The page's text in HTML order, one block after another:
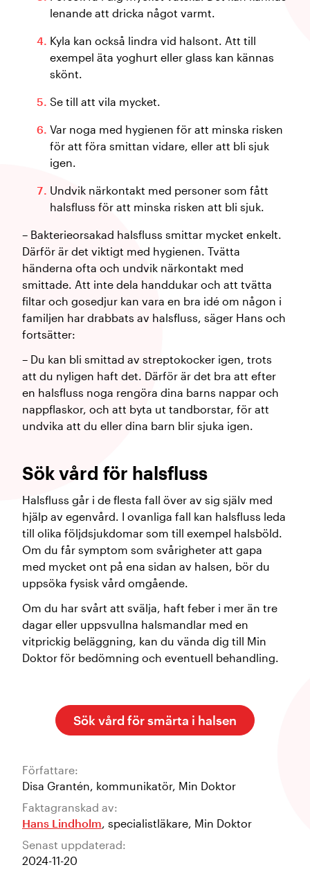
lenande att dricka något varmt.
Kyla kan också lindra vid halsont. Att till
exempel äta yoghurt eller glass kan kännas
skönt.
Se till att vila mycket.
Var noga med hygienen för att minska risken
för att föra smittan vidare, eller att bli sjuk
igen.
Undvik närkontakt med personer som fått
halsfluss för att minska risken att bli sjuk.
– Bakterieorsakad halsfluss smittar mycket enkelt.
Därför är det viktigt med hygienen. Tvätta
händerna ofta och undvik närkontakt med
smittade. Att inte dela handdukar och att tvätta
filtar och gosedjur kan vara en bra idé om någon i
familjen har drabbats av halsfluss, säger Hans och
fortsätter:
– Du kan bli smittad av streptokocker igen, trots
att du nyligen haft det. Därför är det bra att efter
en halsfluss noga rengöra dina barns nappar och
nappflaskor, och att byta ut tandborstar, för att
undvika att du eller dina barn blir sjuka igen.
Sök vård för halsfluss
Halsfluss går i de flesta fall över av sig själv med
hjälp av egenvård. I ovanliga fall kan halsfluss leda
till olika följdsjukdomar som till exempel halsböld.
Om du får symptom som svårigheter att gapa
med mycket ont på ena sidan av halsen, bör du
uppsöka fysisk vård omgående.
Om du har svårt att svälja, haft feber i mer än tre
dagar eller uppsvullna halsmandlar med en
vitprickig beläggning, kan du vända dig till Min
Doktor för bedömning och eventuell behandling.
Sök vård för smärta i halsen
Författare:
Disa Grantén, kommunikatör, Min Doktor
Faktagranskad av:
Hans Lindholm, specialistläkare, Min Doktor
Senast uppdaterad:
2024-11-20